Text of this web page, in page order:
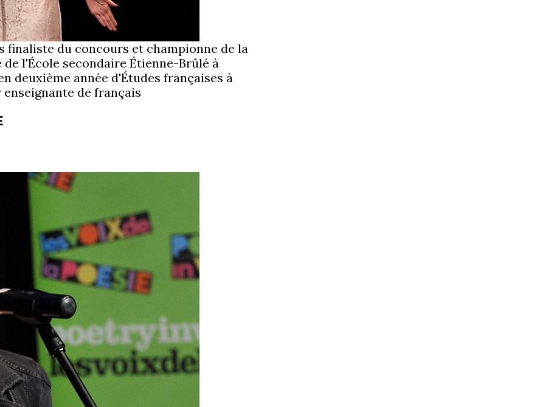
finaliste du concours et championne de la
de l'École secondaire Étienne-Brûlé à
deuxième année d'Études françaises à
de français